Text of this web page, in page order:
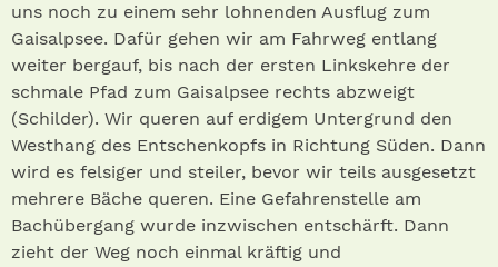
uns noch zu einem sehr lohnenden Ausflug zum
Gaisalpsee. Dafür gehen wir am Fahrweg entlang
weiter bergauf, bis nach der ersten Linkskehre der
schmale Pfad zum Gaisalpsee rechts abzweigt
(Schilder). Wir queren auf erdigem Untergrund den
Westhang des Entschenkopfs in Richtung Süden. Dann
wird es felsiger und steiler, bevor wir teils ausgesetzt
mehrere Bäche queren. Eine Gefahrenstelle am
Bachübergang wurde inzwischen entschärft. Dann
zieht der Weg noch einmal kräftig und